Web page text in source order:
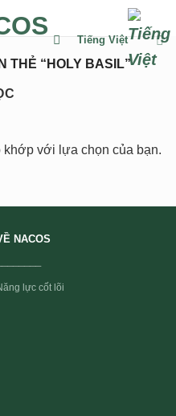
Tiếng Việt
THẺ “HOLY BASIL”
khớp với lựa chọn của bạn.
NACOS
lực cốt lõi